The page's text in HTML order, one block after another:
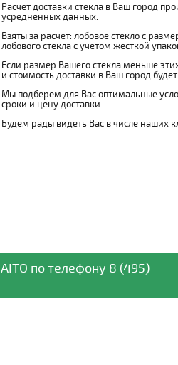
Расчет доставки стекла в Ваш город
усредненных данных.
Взяты за расчет: лобовое стекло с
лобового стекла с учетом жесткой
Если размер Вашего стекла меньше
и стоимость доставки в Ваш город
Мы подберем для Вас оптимальные
сроки и цену доставки.
Будем рады видеть Вас в числе наших
AITO по телефону 8 (495)